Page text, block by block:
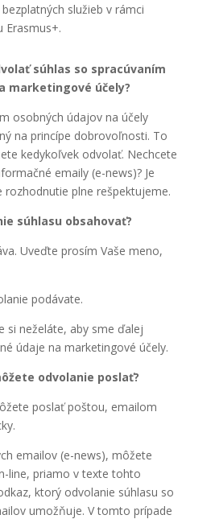
služieb v rámci
Erasmus+.
súhlas so spracúvaním
marketingové účely?
osobných údajov na účely
na princípe dobrovoľnosti. To
kedykoľvek odvolať. Nechcete
emaily (e-news)? Je
plne rešpektujeme.
súhlasu obsahovať?
Uveďte prosím Vaše meno,
podávate.
si neželáte, aby sme ďalej
údaje na marketingové účely.
odvolanie poslať?
poslať poštou, emailom
emailov (e-news), môžete
line, priamo v texte tohto
ktorý odvolanie súhlasu so
umožňuje. V tomto prípade